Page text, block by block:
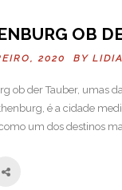
OB
2020 BY
ob der Tauber, umas
é a cidade
um dos destinos